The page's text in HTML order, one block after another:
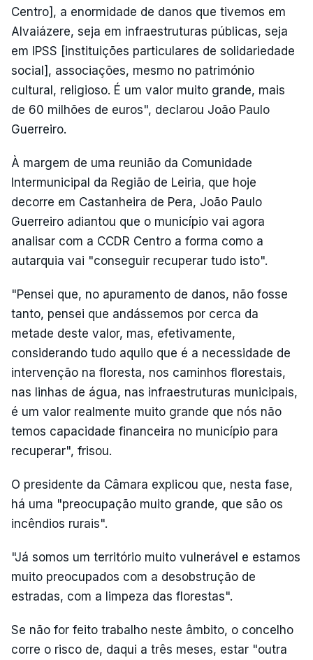
Centro], a enormidade de danos que tivemos em
Alvaiázere, seja em infraestruturas públicas, seja
em IPSS [instituições particulares de solidariedade
social], associações, mesmo no património
cultural, religioso. É um valor muito grande, mais
de 60 milhões de euros", declarou João Paulo
Guerreiro.
À margem de uma reunião da Comunidade
Intermunicipal da Região de Leiria, que hoje
decorre em Castanheira de Pera, João Paulo
Guerreiro adiantou que o município vai agora
analisar com a CCDR Centro a forma como a
autarquia vai "conseguir recuperar tudo isto".
"Pensei que, no apuramento de danos, não fosse
tanto, pensei que andássemos por cerca da
metade deste valor, mas, efetivamente,
considerando tudo aquilo que é a necessidade de
intervenção na floresta, nos caminhos florestais,
nas linhas de água, nas infraestruturas municipais,
é um valor realmente muito grande que nós não
temos capacidade financeira no município para
recuperar", frisou.
O presidente da Câmara explicou que, nesta fase,
há uma "preocupação muito grande, que são os
incêndios rurais".
"Já somos um território muito vulnerável e estamos
muito preocupados com a desobstrução de
estradas, com a limpeza das florestas".
Se não for feito trabalho neste âmbito, o concelho
corre o risco de, daqui a três meses, estar "outra